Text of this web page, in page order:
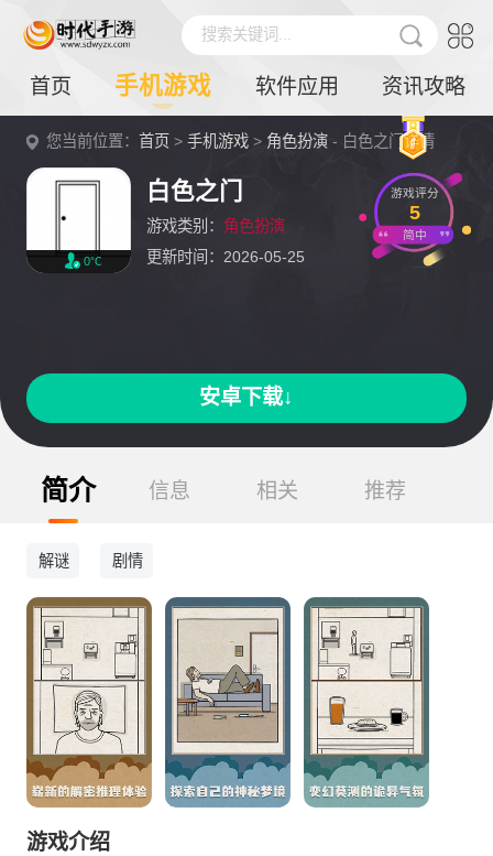
搜索关键词...
首页 手机游戏 软件应用 资讯攻略
您当前位置：首页 >手机游戏 > 角色扮演 - 白色之门详情
0℃
白色之门
游戏类别： 角色扮演
更新时间：2026-05-25
游戏评分
5
简中
安卓下载↓
简介 信息 相关 推荐
解谜 剧情
游戏介绍